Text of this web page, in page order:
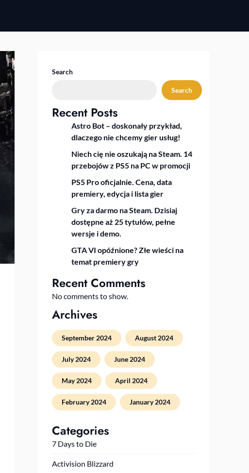
Search
Search
Recent Posts
Astro Bot – doskonały przykład,
dlaczego nie chcemy gier usług!
Niech cię nie oszukają na Steam. 14
przebojów z PS5 na PC w promocji
PS5 Pro oficjalnie. Cena, data
premiery, edycja i lista gier
Gry za darmo na Steam. Dzisiaj
dostępne aż 25 tytułów, pełne
wersje i demo.
GTA VI opóźnione? Złe wieści na
temat premiery gry
Recent Comments
No comments to show.
Archives
September 2024 August 2024
July 2024 June 2024
May 2024 April 2024
February 2024 January 2024
Categories
7 Days to Die
Activision Blizzard